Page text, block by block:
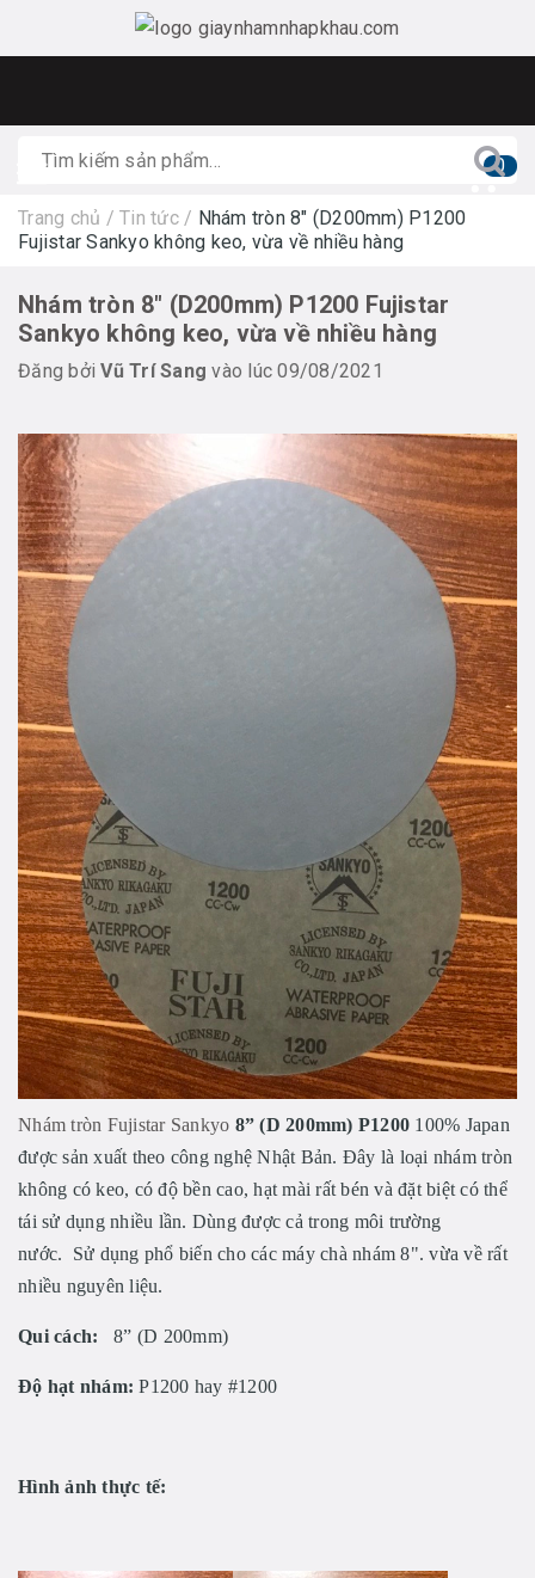
0
Trang chủ / Tin tức / Nhám tròn 8" (D200mm) P1200
Fujistar Sankyo không keo, vừa về nhiều hàng
Nhám tròn 8" (D200mm) P1200 Fujistar
Sankyo không keo, vừa về nhiều hàng
Đăng bởiVũ Trí Sang vào lúc 09/08/2021
Nhám tròn Fujistar Sankyo 8” (D 200mm) P1200 100% Japan
được sản xuất theo công nghệ Nhật Bản. Đây là loại nhám tròn
không có keo, có độ bền cao, hạt mài rất bén và đặt biệt có thể
tái sử dụng nhiều lần. Dùng được cả trong môi trường
nước. Sử dụng phổ biến cho các máy chà nhám 8". vừa về rất
nhiều nguyên liệu.
Qui cách: 8” (D 200mm)
Độ hạt nhám:P1200 hay #1200
Hình ảnh thực tế: